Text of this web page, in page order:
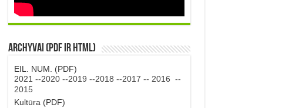
Archyvai (PDF ir HTML)
EIL. NUM. (PDF)
2021 --2020--2019 --2018 --2017 -- 2016 --
2015
Kultūra (PDF)